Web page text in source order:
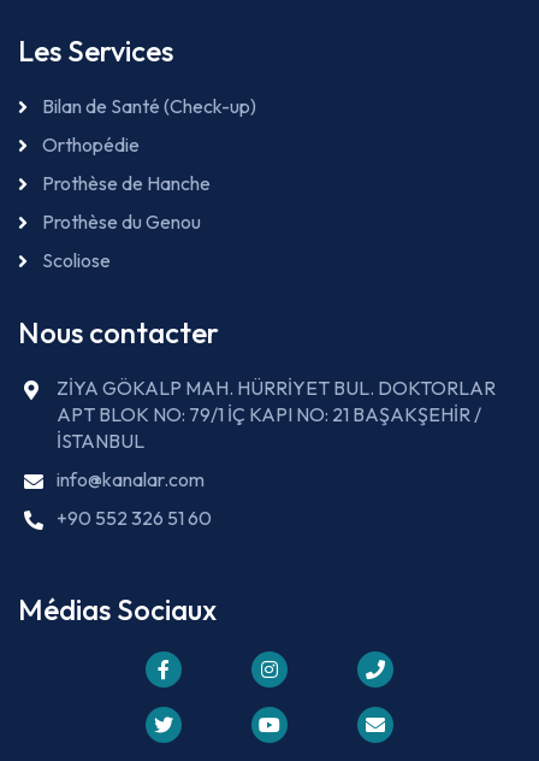
Les Services
Bilan de Santé (Check-up)
Orthopédie
Prothèse de Hanche
Prothèse du Genou
Scoliose
Nous contacter
ZİYA GÖKALP MAH. HÜRRİYET BUL. DOKTORLAR
APT BLOK NO: 79/1 İÇ KAPI NO: 21 BAŞAKŞEHİR /
İSTANBUL
info@kanalar.com
+90 552 326 51 60
Médias Sociaux